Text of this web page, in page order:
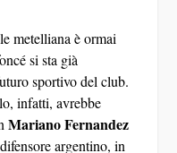
metelliana è ormai
si sta già
sportivo del club.
infatti, avrebbe
Mariano Fernandez
argentino, in